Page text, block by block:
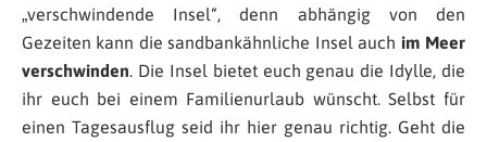
„verschwindende Insel“, denn abhängig von den
Gezeiten kann die sandbankähnliche Insel auch im Meer
verschwinden. Die Insel bietet euch genau die Idylle, die
ihr euch bei einem Familienurlaub wünscht. Selbst für
einen Tagesausflug seid ihr hier genau richtig. Geht die